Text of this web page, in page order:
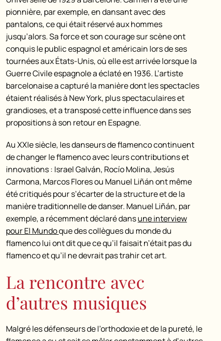
pionnière, par exemple, en dansant avec des
pantalons, ce qui était réservé aux hommes
jusqu’alors. Sa force et son courage sur scène ont
conquis le public espagnol et américain lors de ses
tournées aux États-Unis, où elle est arrivée lorsque la
Guerre Civile espagnole a éclaté en 1936. L’artiste
barcelonaise a capturé la manière dont les spectacles
étaient réalisés à New York, plus spectaculaires et
grandioses, et a transposé cette influence dans ses
propositions à son retour en Espagne.
Au XXIe siècle, les danseurs de flamenco continuent
de changer le flamenco avec leurs contributions et
innovations : Israel Galván, Rocío Molina, Jesús
Carmona, Marcos Flores ou Manuel Liñán ont même
été critiqués pour s’écarter de la structure et de la
manière traditionnelle de danser. Manuel Liñán, par
exemple, a récemment déclaré dansune interview
pour El Mundoque des collègues du monde du
flamenco lui ont dit que ce qu’il faisait n’était pas du
flamenco et qu’il ne devrait pas trahir cet art.
La rencontre avec
d’autres musiques
Malgré les défenseurs de l’orthodoxie et de la pureté, le